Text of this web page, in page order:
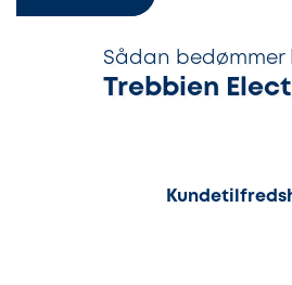
Sådan bedømmer
Trebbien